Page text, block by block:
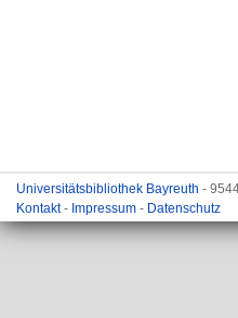
Universitätsbibliothek Bayreuth -
Kontakt- Impressum - Datenschutz